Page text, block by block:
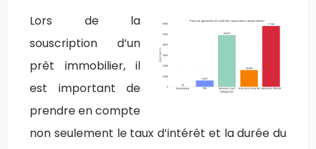
Lors de la
souscription d’un
prêt immobilier, il
est important de
prendre en compte
non seulement le taux d’intérêt et la durée du